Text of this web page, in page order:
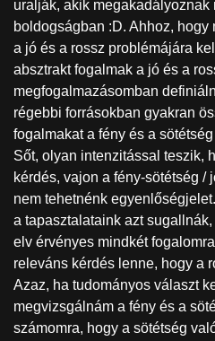
uralják, akik megakadályoznak
boldogságban :D. Ahhoz,
a jó és a rossz problémájára
absztrakt fogalmak a jó és a
megfogalmazásomban
régebbi forrásokban gyakran
fogalmakat a fény és a
Sőt, olyan intenzitással teszik,
kérdés, vajon a fény-sötétség /
nem tehetnénk
a tapasztalataink azt
elv érvényes mindkét
releváns kérdés lenne, hogy a
Azaz, ha tudományos választ
megvizsgálnám a fény és a
számomra, hogy a sötétség